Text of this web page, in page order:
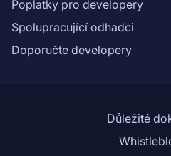
Poplatky pro developery
Spolupracující odhadci
Doporučte developery
Důležité